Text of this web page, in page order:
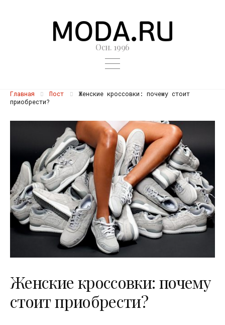
Осн. 1996
Главная Пост
Женские кроссовки: почему стоит
приобрести?
Женские кроссовки: почему
стоит приобрести?